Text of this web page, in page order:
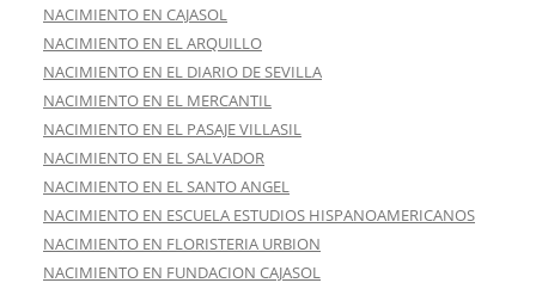
NACIMIENTO EN CAJASOL
NACIMIENTO EN EL ARQUILLO
NACIMIENTO EN EL DIARIO DE SEVILLA
NACIMIENTO EN EL MERCANTIL
NACIMIENTO EN EL PASAJE VILLASIL
NACIMIENTO EN EL SALVADOR
NACIMIENTO EN EL SANTO ANGEL
NACIMIENTO EN ESCUELA ESTUDIOS HISPANOAMERICANOS
NACIMIENTO EN FLORISTERIA URBION
NACIMIENTO EN FUNDACION CAJASOL